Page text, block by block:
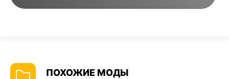
ПОХОЖИЕ МОДЫ